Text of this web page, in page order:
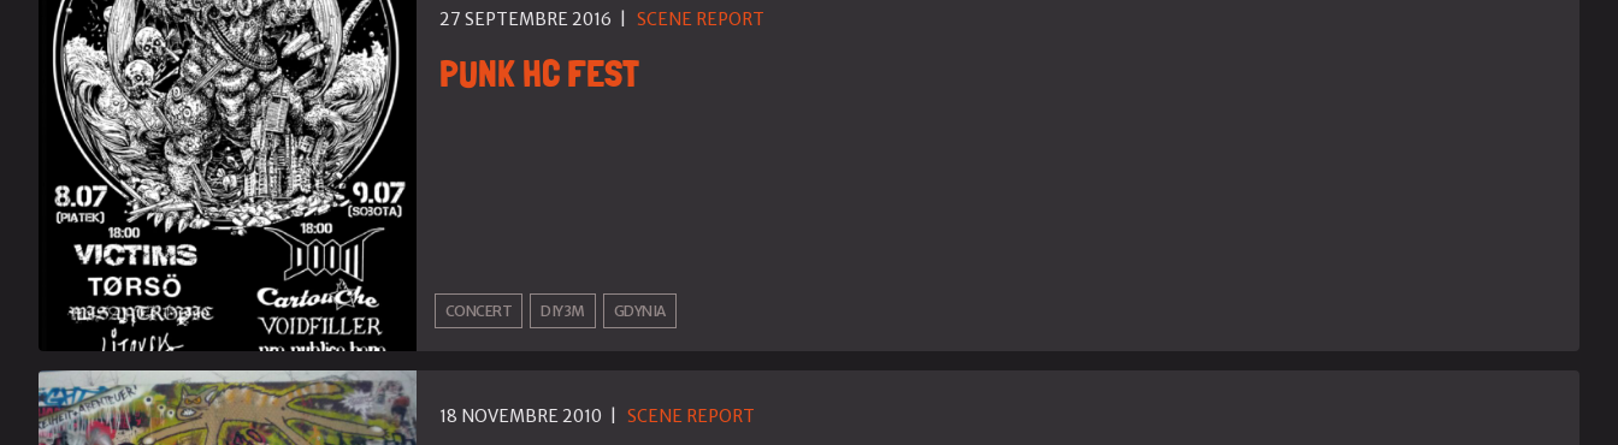
27 SEPTEMBRE 2016 SCENE REPORT
PUNK HC FEST
CONCERT DIY3M GDYNIA
18 NOVEMBRE 2010 SCENE REPORT